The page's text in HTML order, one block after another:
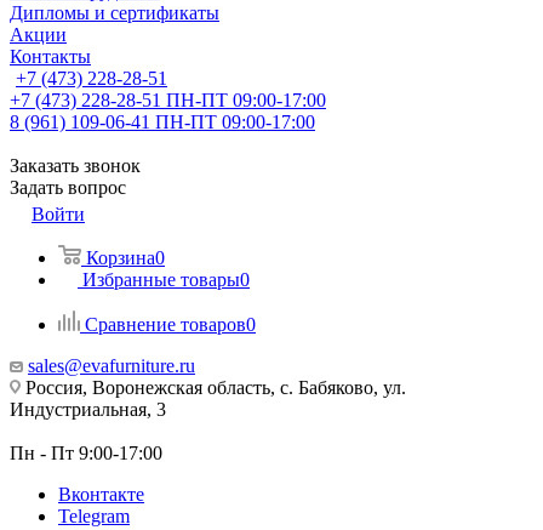
Дипломы и сертификаты
Акции
Контакты
+7 (473) 228-28-51
+7 (473) 228-28-51 ПН-ПТ 09:00-17:00
8 (961) 109-06-41 ПН-ПТ 09:00-17:00
Заказать звонок
Задать вопрос
Войти
Корзина0
Избранные товары0
Сравнение товаров0
sales@evafurniture.ru
Россия, Воронежская область, с. Бабяково, ул.
Индустриальная, 3
Пн - Пт 9:00-17:00
Вконтакте
Telegram